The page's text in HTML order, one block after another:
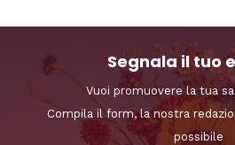
Segnala il tuo
Vuoi promuovere la tua
Compila il form, la nostra
possibile